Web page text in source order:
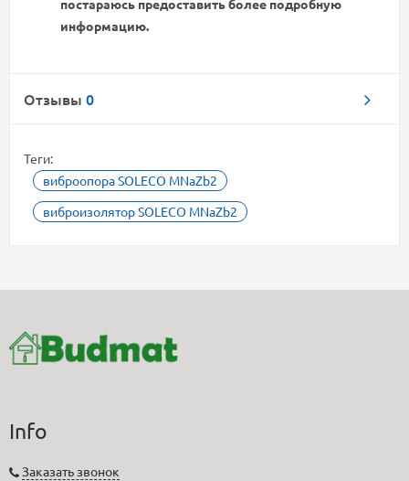
постараюсь предоставить более подробную
информацию.
Отзывы 0
Теги:
виброопора SOLECO MNaZb2
виброизолятор SOLECO MNaZb2
Info
Заказать звонок